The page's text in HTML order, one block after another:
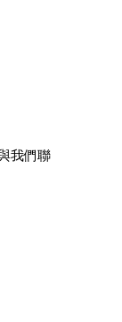
我們聯